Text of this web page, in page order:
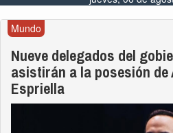
Mundo
Nueve delegados del
asistirán a la posesión de
Espriella